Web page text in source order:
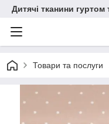
Дитячі тканини гуртом
Товари та послуги